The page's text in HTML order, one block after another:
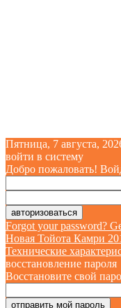
Пятница, 7 августа,
войти в систему
Добро пожаловать!
Forgot your password?
Новая Тойота Камри
Технические
восстановление пароля
Восстановите свой